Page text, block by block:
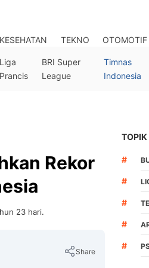
KESEHATAN TEKNO OTOMOTIF
Liga
Prancis
BRI Super
League
Timnas
Indonesia
Rekor
23 hari.
Share
TOPIK
#
#
#
#
#